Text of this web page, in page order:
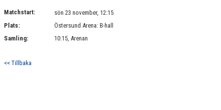
TRUPPEN
BILDGALLERI
Matchstart:
sön 23 november, 12:15
Plats:
Östersund Arena: B-hall
Samling:
10:15, Arenan
<< Tillbaka